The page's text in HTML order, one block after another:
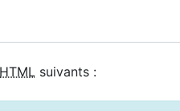
HTML suivants :